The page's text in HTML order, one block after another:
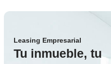
Leasing Empresarial
Tu inmueble, tu